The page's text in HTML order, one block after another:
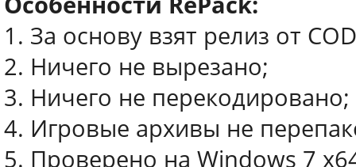
1. За основу взят релиз от
2. Ничего не вырезано;
3. Ничего не перекодировано;
4. Игровые архивы не
5. Проверено на Windows 7